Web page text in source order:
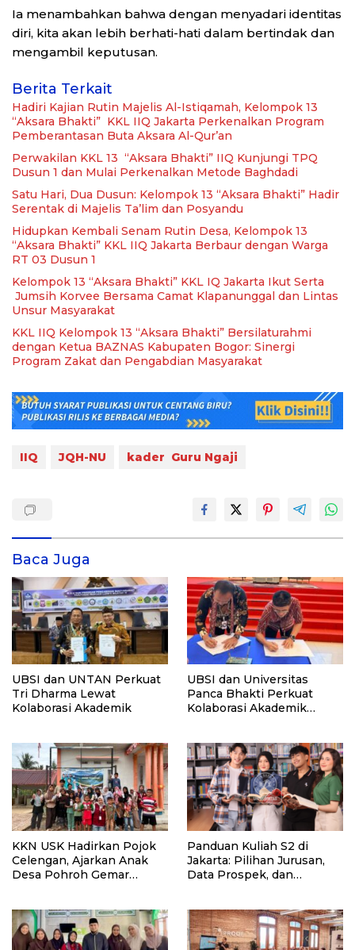
Ia menambahkan bahwa dengan menyadari identitas
diri, kita akan lebih berhati-hati dalam bertindak dan
mengambil keputusan.
Berita Terkait
Hadiri Kajian Rutin Majelis Al-Istiqamah, Kelompok 13
“Aksara Bhakti” KKL IIQ Jakarta Perkenalkan Program
Pemberantasan Buta Aksara Al-Qur’an
Perwakilan KKL 13 “Aksara Bhakti” IIQ Kunjungi TPQ
Dusun 1 dan Mulai Perkenalkan Metode Baghdadi
Satu Hari, Dua Dusun: Kelompok 13 “Aksara Bhakti” Hadir
Serentak di Majelis Ta’lim dan Posyandu
Hidupkan Kembali Senam Rutin Desa, Kelompok 13
“Aksara Bhakti” KKL IIQ Jakarta Berbaur dengan Warga
RT 03 Dusun 1
Kelompok 13 “Aksara Bhakti” KKL IQ Jakarta Ikut Serta
Jumsih Korvee Bersama Camat Klapanunggal dan Lintas
Unsur Masyarakat
KKL IIQ Kelompok 13 “Aksara Bhakti” Bersilaturahmi
dengan Ketua BAZNAS Kabupaten Bogor: Sinergi
Program Zakat dan Pengabdian Masyarakat
IIQ JQH-NU kader Guru Ngaji
Baca Juga
UBSI dan UNTAN Perkuat
Tri Dharma Lewat
Kolaborasi Akademik
UBSI dan Universitas
Panca Bhakti Perkuat
Kolaborasi Akademik
KKN USK Hadirkan Pojok
Celengan, Ajarkan Anak
Desa Pohroh Gemar
Panduan Kuliah S2 di
Jakarta: Pilihan Jurusan,
Data Prospek, dan